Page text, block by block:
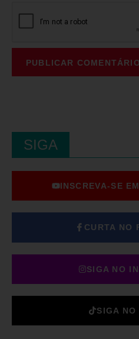
SIGA
INSCREVA-SE
CURTA NO
SIGA NO
SIGA